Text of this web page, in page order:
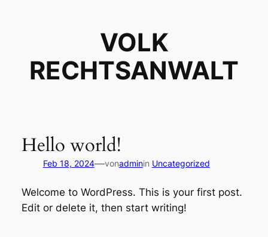
VOLK
RECHTSANWALT
Hello world!
Feb 18, 2024—vonadminin Uncategorized
Welcome to WordPress. This is your first post.
Edit or delete it, then start writing!